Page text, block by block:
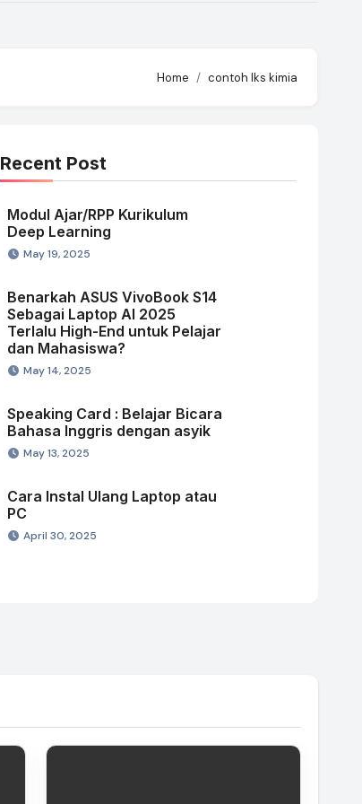
Home contoh lks kimia
Recent Post
Modul Ajar/RPP Kurikulum
Deep Learning
May 19, 2025
Benarkah ASUS VivoBook S14
Sebagai Laptop AI 2025
Terlalu High-End untuk Pelajar
dan Mahasiswa?
May 14, 2025
Speaking Card : Belajar Bicara
Bahasa Inggris dengan asyik
May 13, 2025
Cara Instal Ulang Laptop atau
PC
April 30, 2025